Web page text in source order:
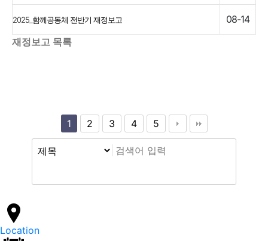
재정보고 목록
2025_함께공동체 전반기 재정보고 08-14
1 2 3 4 5
Location